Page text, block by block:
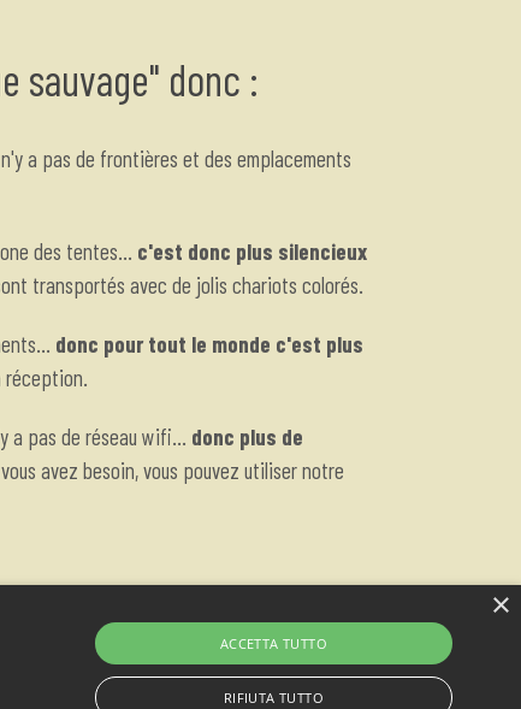
sauvage" donc :
a pas de frontières et des emplacements
des tentes... c'est donc plus silencieux
transportés avec de jolis chariots colorés.
donc pour tout le monde c'est plus
réception.
pas de réseau wifi... donc plus de
vous avez besoin, vous pouvez utiliser notre
×
ACCETTA TUTTO
RIFIUTA TUTTO